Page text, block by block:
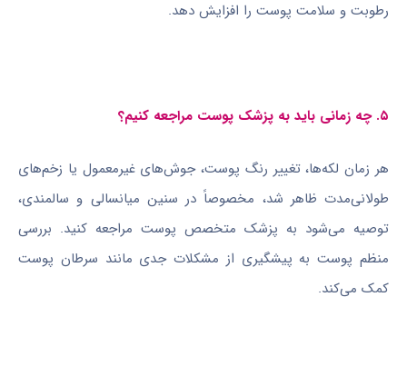
رطوبت و سلامت پوست را افزایش دهد.
۵. چه زمانی باید به پزشک پوست مراجعه کنیم؟
هر زمان لکه‌ها، تغییر رنگ پوست، جوش‌های غیرمعمول یا زخم‌های
طولانی‌مدت ظاهر شد، مخصوصاً در سنین میانسالی و سالمندی،
توصیه می‌شود به پزشک متخصص پوست مراجعه کنید. بررسی
منظم پوست به پیشگیری از مشکلات جدی مانند سرطان پوست
کمک می‌کند.